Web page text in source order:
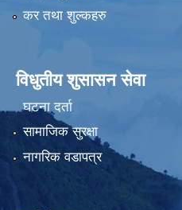
कर तथा शुल्कहरु
विधुतीय शुसासन सेवा
घटना दर्ता
सामाजिक सुरक्षा
नागरिक वडापत्र